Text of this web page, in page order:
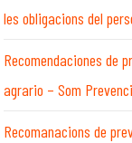
les obligacions del
Recomendaciones de
agrario – Som
Recomanacions de